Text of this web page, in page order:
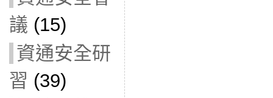
議 (15)
資通安全研
習 (39)